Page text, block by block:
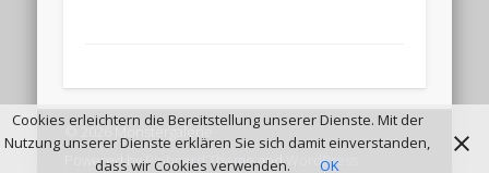
Powered byPinboard ThemeandWordPress
Cookies erleichtern die Bereitstellung unserer Dienste. Mit der
Nutzung unserer Dienste erklären Sie sich damit einverstanden,
dass wir Cookies verwenden.
OK